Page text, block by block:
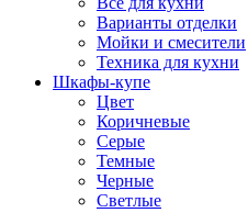
Варианты отделки
Мойки и смесители
Техника для кухни
Шкафы-купе
Цвет
Коричневые
Серые
Темные
Черные
Светлые